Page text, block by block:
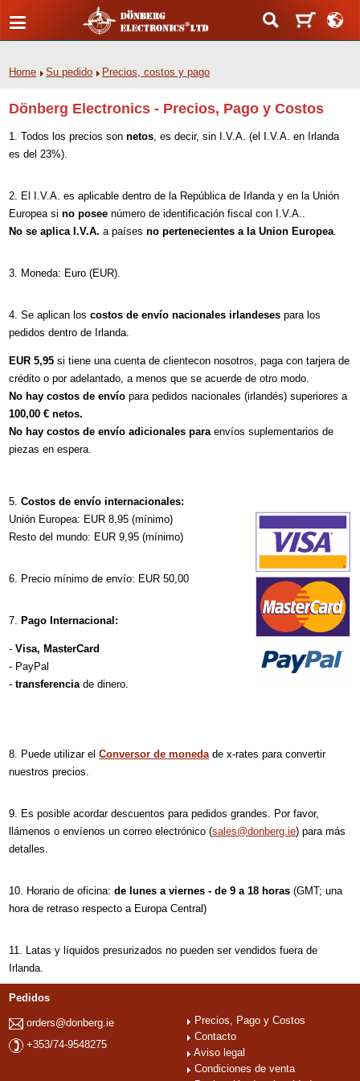
Home Su pedido Precios, costos y pago
Dönberg Electronics - Precios, Pago y Costos
Todos los precios sonnetos, es decir, sin I.V.A. (el I.V.A. en Irlanda
es del 23%).
El I.V.A. es aplicable dentro de la República de Irlanda y en la Unión
Europea sino posee número de identificación fiscal con I.V.A..
No se aplica I.V.A. a paísesno pertenecientes a la Union Europea.
Moneda: Euro (EUR).
Se aplican los costos de envío nacionales irlandesespara los
pedidos dentro de Irlanda.
EUR 5,95 si tiene una cuenta de clientecon nosotros, paga con tarjera de
crédito o por adelantado, a menos que se acuerde de otro modo.
No hay costos de envíopara pedidos nacionales (irlandés) superiores a
100,00 € netos.
No hay costos de envío adicionales paraenvíos suplementarios de
piezas en espera.
Costos de envío internacionales:
Unión Europea: EUR 8,95 (mínimo)
Resto del mundo: EUR 9,95 (mínimo)
Precio mínimo de envío: EUR 50,00
Pago Internacional:
-Visa, MasterCard
- PayPal
-transferenciade dinero.
Puede utilizar elConversor de monedade x-rates para convertir
nuestros precios.
Es posible acordar descuentos para pedidos grandes. Por favor,
llámenos o envíenos un correo electrónico (sales@donberg.ie) para más
detalles.
Horario de oficina:de lunes a viernes - de 9 a 18 horas(GMT; una
hora de retraso respecto a Europa Central)
Latas y líquidos presurizados no pueden ser vendidos fuera de
Irlanda.
Pedidos
orders@donberg.ie
+353/74-9548275
Precios, Pago y Costos
Contacto
Aviso legal
Condiciones de venta